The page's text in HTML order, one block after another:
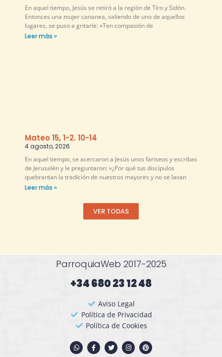
En aquel tiempo, Jesús se retiró a la región de Tiro y Sidón.
Entonces una mujer cananea, saliendo de uno de aquellos
lugares, se puso a gritarle: «Ten compasión de
Leer más »
Mateo 15, 1-2. 10-14
4 agosto, 2026
En aquel tiempo, se acercaron a Jesús unos fariseos y escribas
de Jerusalén y le preguntaron: «¿Por qué tus discípulos
quebrantan la tradición de nuestros mayores y no se lavan
Leer más »
VER TODAS
ParroquiaWeb 2017-2025
+34 680 23 12 48​
Aviso Legal
Política de Privacidad
Política de Cookies
W
h
F
a
T
w
I
n
P
i